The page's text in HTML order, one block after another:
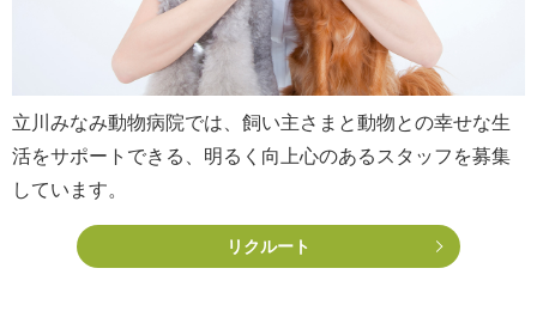
立川みなみ動物病院では、飼い主さまと動物との幸せな生
活をサポートできる、明るく向上心のあるスタッフを募集
しています。
リクルート